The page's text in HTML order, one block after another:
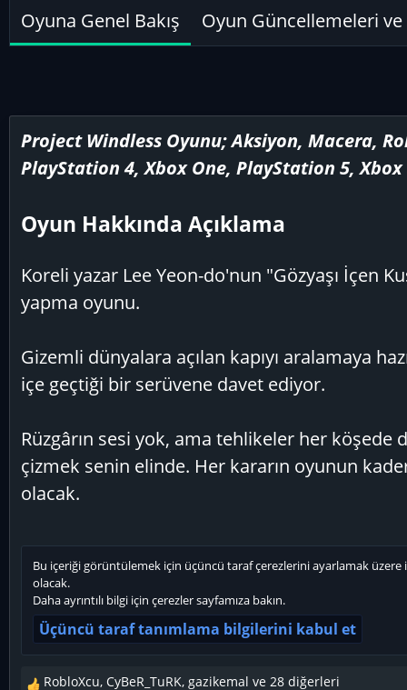
Oyuna Genel Bakış Oyun Güncellemeleri
Project Windless Oyunu; Aksiyon, Macera,
PlayStation 4, Xbox One, PlayStation 5,
Oyun Hakkında Açıklama
Koreli yazar Lee Yeon-do'nun "Gözyaşı İçen
yapma oyunu.
Gizemli dünyalara açılan kapıyı aralamaya
içe geçtiği bir serüvene davet ediyor.
Rüzgârın sesi yok, ama tehlikeler her
çizmek senin elinde. Her kararın oyunun
olacak.
Bu içeriği görüntülemek için üçüncü taraf çerezlerini ayarlamak üzere
olacak.
Daha ayrıntılı bilgi için çerezler sayfamıza bakın.
Üçüncü taraf tanımlama bilgilerini kabul et
RobloXcu, CyBeR_TuRK, gazikemal ve 28 diğerleri